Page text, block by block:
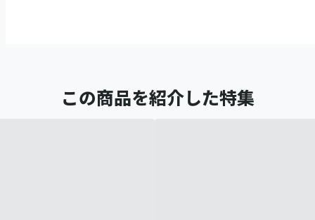
この商品を紹介した特集